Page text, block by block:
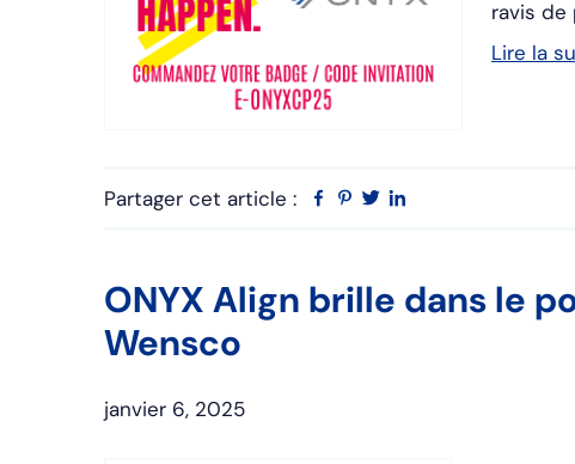
ravis de
Lire la
Partager cet article : Facebook
Pinterest
Twitter
ONYX Align brille dans le
Wensco
janvier 6, 2025